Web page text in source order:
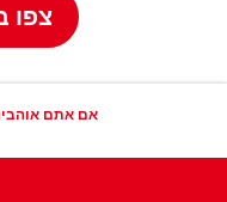
צפו
אם אתם